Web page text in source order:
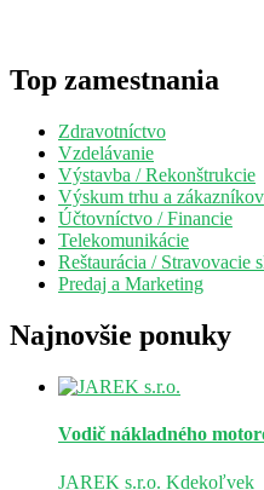
Top zamestnania
Zdravotníctvo
Vzdelávanie
Výstavba / Rekonštrukcie
Výskum trhu a zákazníkov
Účtovníctvo / Financie
Telekomunikácie
Reštaurácia / Stravovacie
Predaj a Marketing
Najnovšie ponuky
Vodič nákladného
JAREK s.r.o. Kdekoľvek